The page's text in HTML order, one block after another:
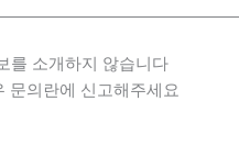
를 소개하지 않습니다
문의란에 신고해주세요